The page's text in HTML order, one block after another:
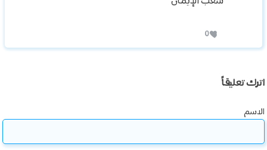
0
اترك تعليقاً
الاسم